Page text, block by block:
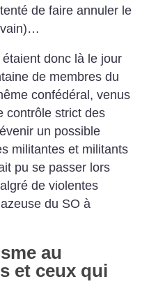
de faire annuler le
vain)…
donc là le jour
de membres du
confédéral, venus
contrôle strict des
un possible
militantes et militants
pu se passer lors
de violentes
du SO à
au
et ceux qui